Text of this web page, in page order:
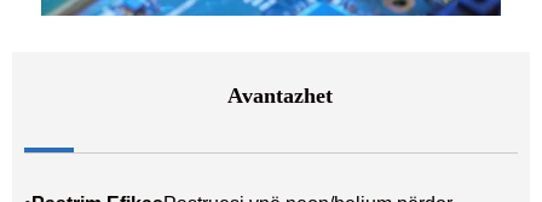
Avantazhet